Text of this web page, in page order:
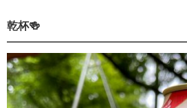
乾杯🍻